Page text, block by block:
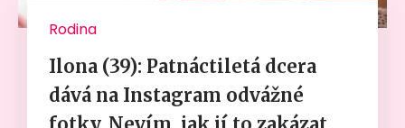
Rodina
Ilona (39): Patnáctiletá dcera
dává na Instagram odvážné